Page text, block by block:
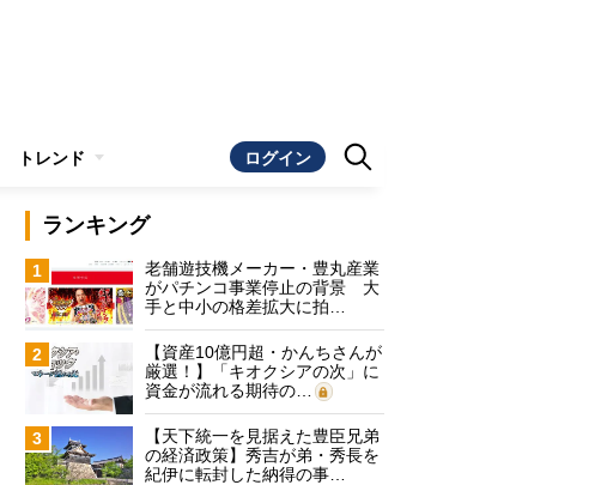
トレンド ログイン
ランキング
1
老舗遊技機メーカー・豊丸産業
がパチンコ事業停止の背景 大
手と中小の格差拡大に拍…
2
【資産10億円超・かんちさんが
厳選！】「キオクシアの次」に
資金が流れる期待の…
3
【天下統一を見据えた豊臣兄弟
の経済政策】秀吉が弟・秀長を
紀伊に転封した納得の事…